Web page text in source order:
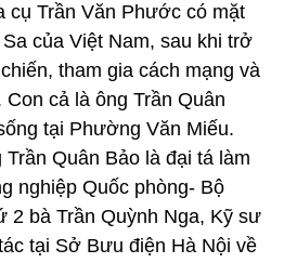
cụ Trần Văn Phước có mặt
của Việt Nam, sau khi trở
tham gia cách mạng và
cả là ông Trần Quân
tại Phường Văn Miếu.
Quân Bảo là đại tá làm
nghiệp Quốc phòng- Bộ
2 bà Trần Quỳnh Nga, Kỹ sư
tại Sở Bưu điện Hà Nội về